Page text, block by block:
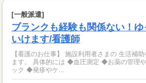
[一般派遣]
ブランクも経験も関係ない！
いけます/看護師
【看護のお仕事】 施設利用者さまの 生活補
ます。 具体的には ◆血圧測定 ◆お薬の管理や準備 ◆バイタルチェ
ック ◆発疹やケ...